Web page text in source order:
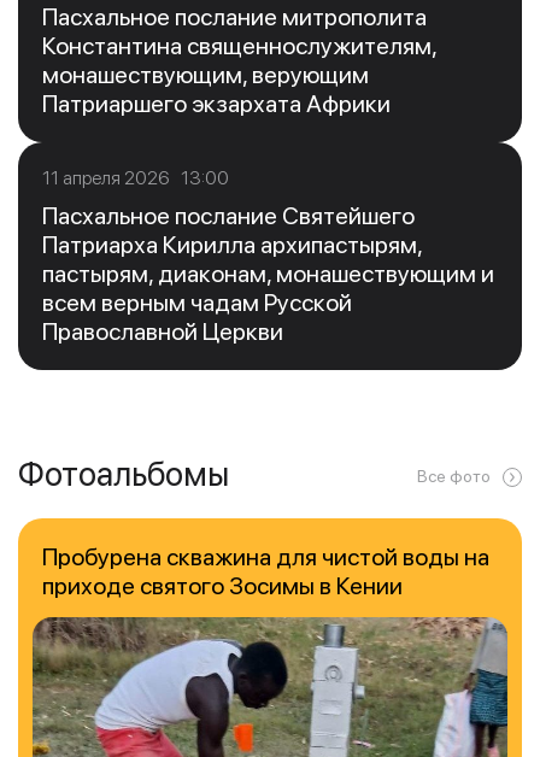
Пасхальное послание митрополита
Константина священнослужителям,
монашествующим, верующим
Патриаршего экзархата Африки
11 апреля 2026 13:00
Пасхальное послание Святейшего
Патриарха Кирилла архипастырям,
пастырям, диаконам, монашествующим и
всем верным чадам Русской
Православной Церкви
Фотоальбомы Все фото
Пробурена скважина для чистой воды на
приходе святого Зосимы в Кении